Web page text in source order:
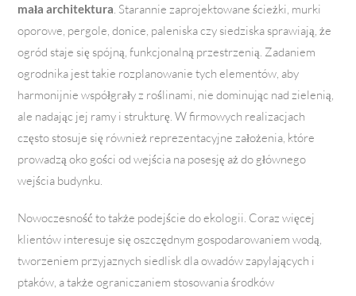
mała architektura. Starannie zaprojektowane ścieżki, murki
oporowe, pergole, donice, paleniska czy siedziska sprawiają, że
ogród staje się spójną, funkcjonalną przestrzenią. Zadaniem
ogrodnika jest takie rozplanowanie tych elementów, aby
harmonijnie współgrały z roślinami, nie dominując nad zielenią,
ale nadając jej ramy i strukturę. W firmowych realizacjach
często stosuje się również reprezentacyjne założenia, które
prowadzą oko gości od wejścia na posesję aż do głównego
wejścia budynku.
Nowoczesność to także podejście do ekologii. Coraz więcej
klientów interesuje się oszczędnym gospodarowaniem wodą,
tworzeniem przyjaznych siedlisk dla owadów zapylających i
ptaków, a także ograniczaniem stosowania środków